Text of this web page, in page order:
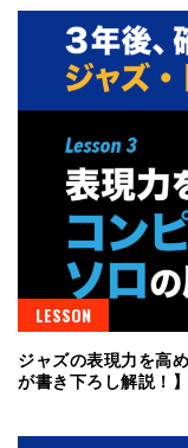
LESSON
ジャズの表現力を高
が書き下ろし解説！】